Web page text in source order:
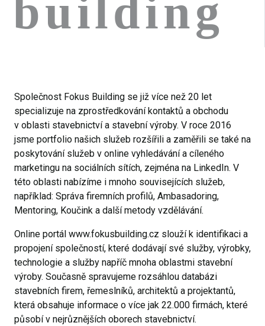
Společnost Fokus Building se již více než 20 let
specializuje na zprostředkování kontaktů a obchodu
v oblasti stavebnictví a stavební výroby. V roce 2016
jsme portfolio našich služeb rozšířili a zaměřili se také na
poskytování služeb v online vyhledávání a cíleného
marketingu na sociálních sítích, zejména na LinkedIn. V
této oblasti nabízíme i mnoho souvisejících služeb,
například: Správa firemních profilů, Ambasadoring,
Mentoring, Koučink a další metody vzdělávání.
Online portál www.fokusbuilding.cz slouží k identifikaci a
propojení společností, které dodávají své služby, výrobky,
technologie a služby napříč mnoha oblastmi stavební
výroby. Současně spravujeme rozsáhlou databázi
stavebních firem, řemeslníků, architektů a projektantů,
která obsahuje informace o více jak 22.000 firmách, které
působí v nejrůznějších oborech stavebnictví.